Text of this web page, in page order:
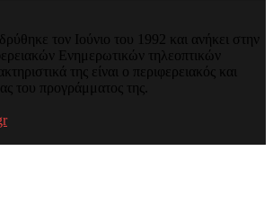
τον Ιούνιο του 1992 και ανήκει στην
Ενημερωτικών τηλεοπτικών
της είναι ο περιφερειακός και
του προγράμματος της.